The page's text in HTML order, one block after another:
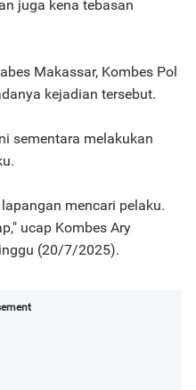
juga kena tebasan
Makassar, Kombes Pol
kejadian tersebut.
sementara melakukan
mencari pelaku.
ucap Kombes Ary
(20/7/2025).